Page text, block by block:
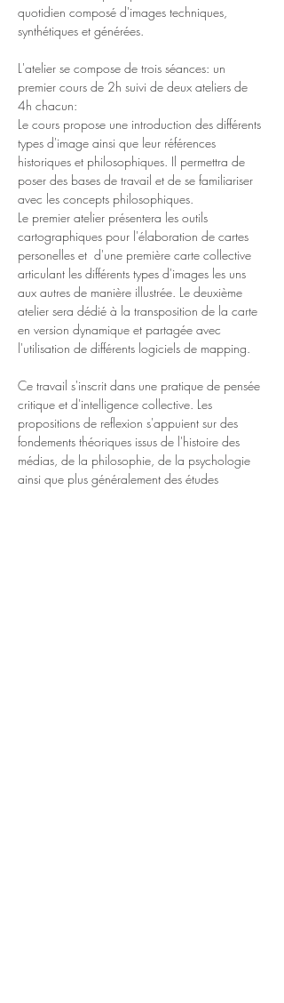
quotidien composé d'images techniques,
synthétiques et générées.
L'atelier se compose de trois séances: un
premier cours de 2h suivi de deux ateliers de
4h chacun:
Le cours propose une introduction des différents
types d'image ainsi que leur références
historiques et philosophiques. Il permettra de
poser des bases de travail et de se familiariser
avec les concepts philosophiques.
Le premier atelier présentera les outils
cartographiques pour l'élaboration de cartes
personelles et  d'une première carte collective
articulant les différents types d'images les uns
aux autres de manière illustrée. Le deuxième
atelier sera dédié à la transposition de la carte
en version dynamique et partagée avec
l'utilisation de différents logiciels de mapping.
Ce travail s'inscrit dans une pratique de pensée
critique et d'intelligence collective. Les
propositions de reflexion s'appuient sur des
fondements théoriques issus de l'histoire des
médias, de la philosophie, de la psychologie
ainsi que plus généralement des études